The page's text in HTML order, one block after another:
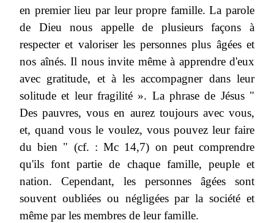
en premier lieu par leur propre famille. La parole
de Dieu nous appelle de plusieurs façons à
respecter et valoriser les personnes plus âgées et
nos aînés. Il nous invite même à apprendre d'eux
avec gratitude, et à les accompagner dans leur
solitude et leur fragilité ». La phrase de Jésus "
Des pauvres, vous en aurez toujours avec vous,
et, quand vous le voulez, vous pouvez leur faire
du bien " (cf. : Mc 14,7) on peut comprendre
qu'ils font partie de chaque famille, peuple et
nation. Cependant, les personnes âgées sont
souvent oubliées ou négligées par la société et
même par les membres de leur famille.